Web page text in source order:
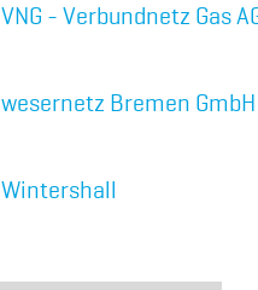
VNG - Verbundnetz Gas
wesernetz Bremen GmbH
Wintershall